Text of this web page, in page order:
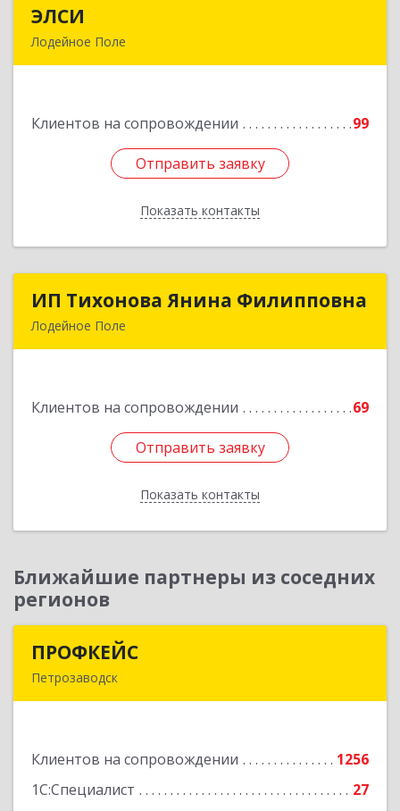
ЭЛСИ
Лодейное Поле
Клиентов на сопровождении 99
Отправить заявку
Показать контакты
Подробнее
Отправить заявку
Назад
ИП Тихонова Янина Филипповна
Лодейное Поле
Клиентов на сопровождении 69
Отправить заявку
Показать контакты
ИП Тихонова Янина Филипповна
Ближайшие партнеры из соседних
регионов
ПРОФКЕЙС
Петрозаводск
Клиентов на сопровождении
1256
1С:Специалист
27
Подробнее